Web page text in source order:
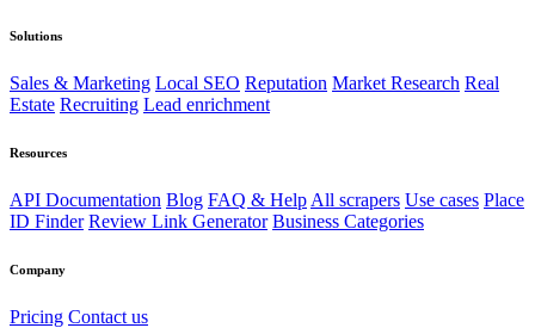
Solutions
Sales & Marketing Local SEO Reputation Market Research Real
Estate Recruiting Lead enrichment
Resources
API Documentation Blog FAQ & Help All scrapers Use cases Place
ID Finder Review Link Generator Business Categories
Company
Pricing Contact us